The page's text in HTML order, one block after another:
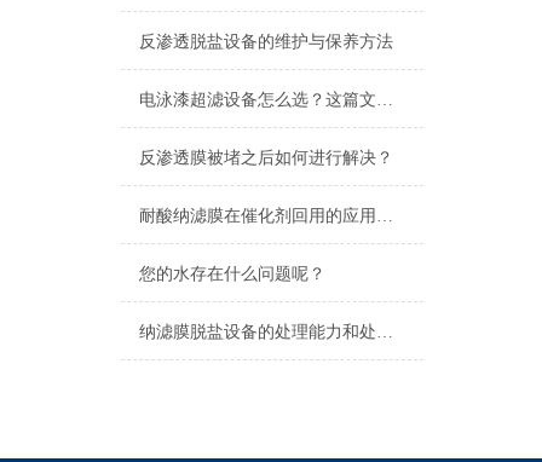
反渗透脱盐设备的维护与保养方法
电泳漆超滤设备怎么选？这篇文章给你答案！
反渗透膜被堵之后如何进行解决？
耐酸纳滤膜在催化剂回用的应用优势
您的水存在什么问题呢？
纳滤膜脱盐设备的处理能力和处理效果如何评价？